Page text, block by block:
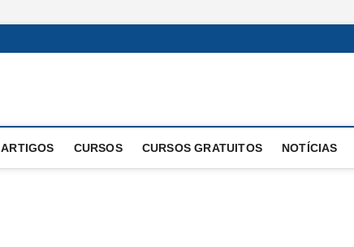
ARTIGOS CURSOS CURSOS GRATUITOS NOTÍCIAS